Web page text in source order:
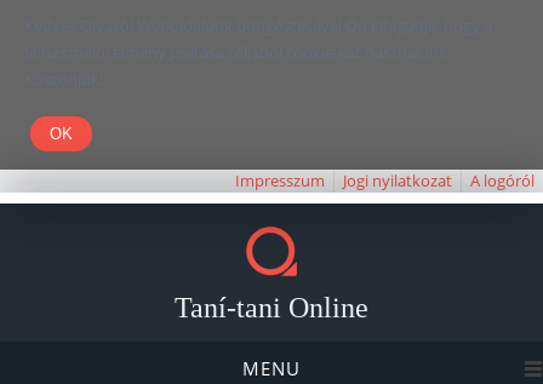
Kedves Olvasó! Weboldalunk böngészésével Ön elfogadja, hogy a
felhasználói élmény javítása céljából cookie-kat használunk.
Köszönjük!
Impresszum Jogi nyilatkozat A logóról
Taní-tani Online
MENU